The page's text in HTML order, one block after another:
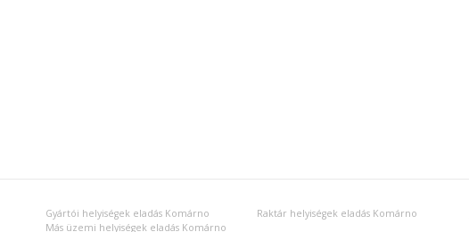
Gyártói helyiségek eladás Komárno Raktár helyiségek eladás Komárno
Más üzemi helyiségek eladás Komárno